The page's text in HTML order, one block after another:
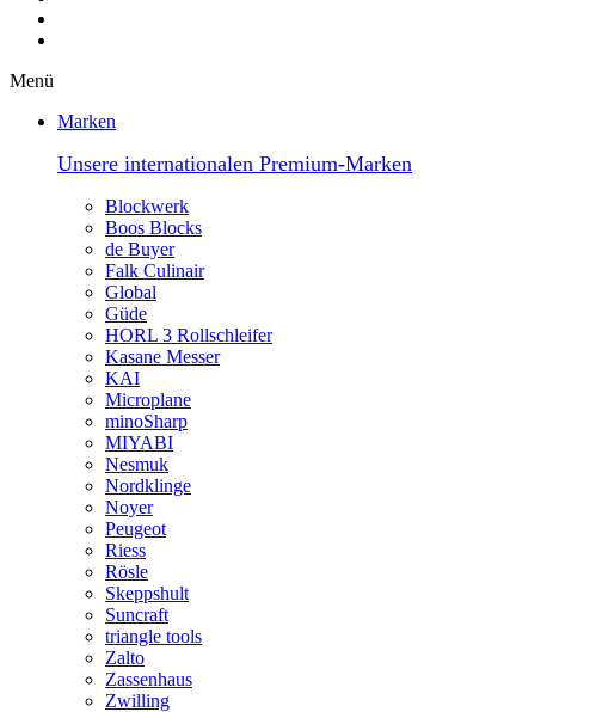
Menü
Marken
Unsere internationalen Premium-Marken
Blockwerk
Boos Blocks
de Buyer
Falk Culinair
Global
Güde
HORL 3 Rollschleifer
Kasane Messer
KAI
Microplane
minoSharp
MIYABI
Nesmuk
Nordklinge
Noyer
Peugeot
Riess
Rösle
Skeppshult
Suncraft
triangle tools
Zalto
Zassenhaus
Zwilling